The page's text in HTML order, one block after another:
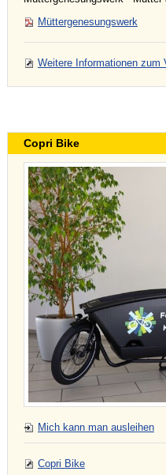
Müttergenesungswerk
Weitere Informationen zum
Copri Bike
Mich kann man ausleihen
Copri Bike